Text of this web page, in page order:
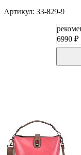
Артикул: 33-829-9
6990 ₽